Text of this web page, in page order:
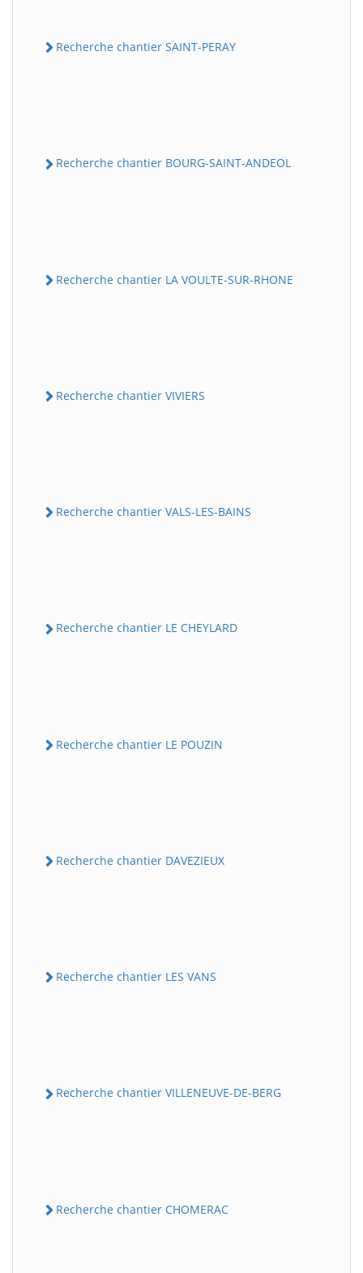
Recherche chantier SAINT-PERAY
Recherche chantier BOURG-SAINT-ANDEOL
Recherche chantier LA VOULTE-SUR-RHONE
Recherche chantier VIVIERS
Recherche chantier VALS-LES-BAINS
Recherche chantier LE CHEYLARD
Recherche chantier LE POUZIN
Recherche chantier DAVEZIEUX
Recherche chantier LES VANS
Recherche chantier VILLENEUVE-DE-BERG
Recherche chantier CHOMERAC